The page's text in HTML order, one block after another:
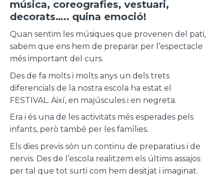
música, coreografies, vestuari,
decorats….. quina emoció!
Quan sentim les músiques que provenen del pati,
sabem que ens hem de preparar per l’espectacle
més important del curs.
Des de fa molts i molts anys un dels trets
diferencials de la nostra escola ha estat el
FESTIVAL. Així, en majúscules i en negreta.
Era i és una de les activitats més esperades pels
infants, però també per les famílies.
Els dies previs són un continu de preparatius i de
nervis. Des de l’escola realitzem els últims assajos
per tal que tot surti com hem desitjat i imaginat.